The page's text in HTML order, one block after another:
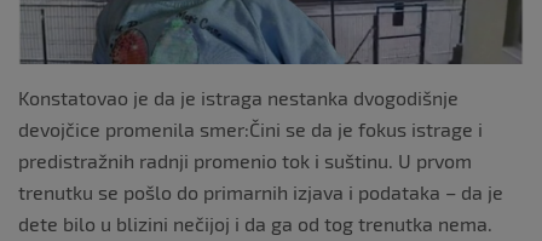
Konstatovao je da je istraga nestanka dvogodišnje
devojčice promenila smer:Čini se da je fokus istrage i
predistražnih radnji promenio tok i suštinu. U prvom
trenutku se pošlo do primarnih izjava i podataka – da je
dete bilo u blizini nečijoj i da ga od tog trenutka nema.